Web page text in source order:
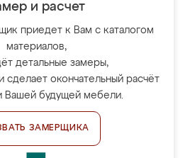
и расчет
приедет к Вам с каталогом
материалов,
детальные замеры,
сделает окончательный расчёт
Вашей будущей мебели.
ЗАМЕРЩИКА